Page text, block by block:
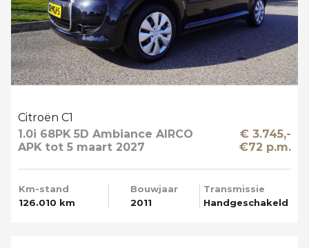
Citroën C1
1.0i 68PK 5D Ambiance AIRCO
APK tot 5 maart 2027
€ 3.745,-
€72 p.m.
Km-stand
126.010 km
Bouwjaar
2011
Transmissie
Handgeschakeld